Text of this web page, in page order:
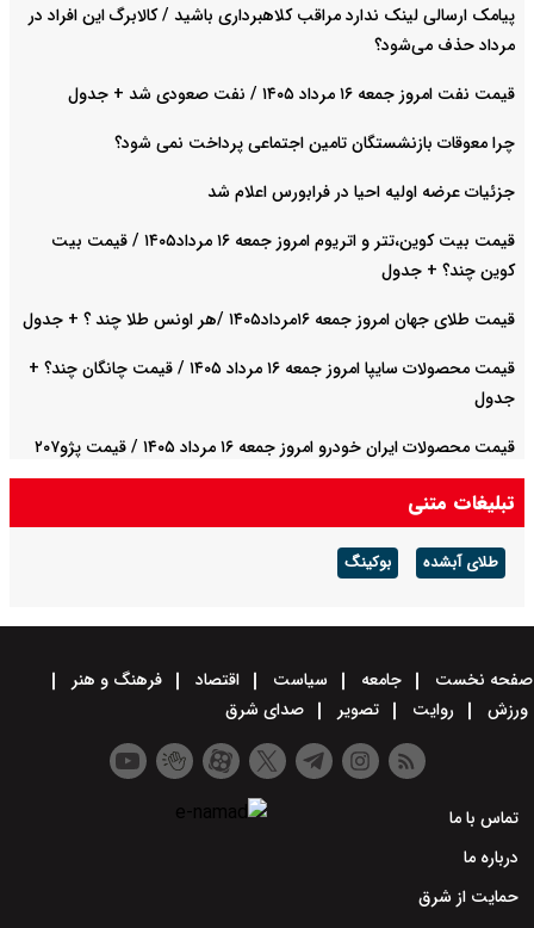
پیامک ارسالی لینک ندارد مراقب کلاهبرداری باشید / کالابرگ این افراد در
مرداد حذف می‌شود؟
قیمت نفت امروز جمعه ۱۶ مرداد ۱۴۰۵ / نفت صعودی شد + جدول
چرا معوقات بازنشستگان تامین اجتماعی پرداخت نمی شود؟
جزئیات عرضه اولیه احیا در فرابورس اعلام شد
قیمت بیت کوین،تتر و اتریوم امروز جمعه ۱۶ مرداد۱۴۰۵ / قیمت بیت
کوین چند؟ + جدول
قیمت طلای جهان امروز جمعه ۱۶مرداد۱۴۰۵ /هر اونس طلا چند ؟ + جدول
قیمت محصولات سایپا امروز جمعه ۱۶ مرداد ۱۴۰۵ / قیمت چانگان چند؟ +
جدول
قیمت محصولات ایران خودرو امروز جمعه ۱۶ مرداد ۱۴۰۵ / قیمت پژو۲۰۷
چند؟+ جدول
تبلیغات متنی
طلای آبشده بوکینگ
صفحه نخست جامعه سیاست اقتصاد
فرهنگ و هنر
ورزش
روایت تصویر صدای شرق
تماس با ما
درباره ما
حمایت از شرق